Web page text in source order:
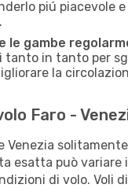
piú piacevole
le gambe
tanto in tanto per
la
Faro -
Venezia
esatta può variare
di volo. Voli